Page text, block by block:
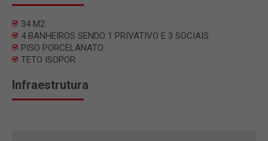
34 M2
4 BANHEIROS SENDO 1 PRIVATIVO E 3 SOCIAIS
PISO PORCELANATO
TETO ISOPOR
Infraestrutura